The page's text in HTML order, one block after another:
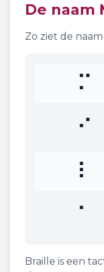
De naam
Zo ziet de naam
⠍
⠊
⠇
⠁
Braille is een